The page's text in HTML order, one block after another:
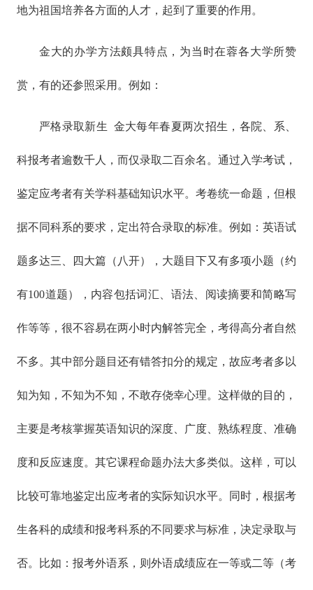
地为祖国培养各方面的人才，起到了重要的作用。
金大的办学方法颇具特点，为当时在蓉各大学所赞
赏，有的还参照采用。例如：
严格录取新生 金大每年春夏两次招生，各院、系、
科报考者逾数千人，而仅录取二百余名。通过入学考试，
鉴定应考者有关学科基础知识水平。考卷统一命题，但根
据不同科系的要求，定出符合录取的标准。例如：英语试
题多达三、四大篇（八开），大题目下又有多项小题（约
有100道题），内容包括词汇、语法、阅读摘要和简略写
作等等，很不容易在两小时内解答完全，考得高分者自然
不多。其中部分题目还有错答扣分的规定，故应考者多以
知为知，不知为不知，不敢存侥幸心理。这样做的目的，
主要是考核掌握英语知识的深度、广度、熟练程度、准确
度和反应速度。其它课程命题办法大多类似。这样，可以
比较可靠地鉴定出应考者的实际知识水平。同时，根据考
生各科的成绩和报考科系的不同要求与标准，决定录取与
否。比如：报考外语系，则外语成绩应在一等或二等（考